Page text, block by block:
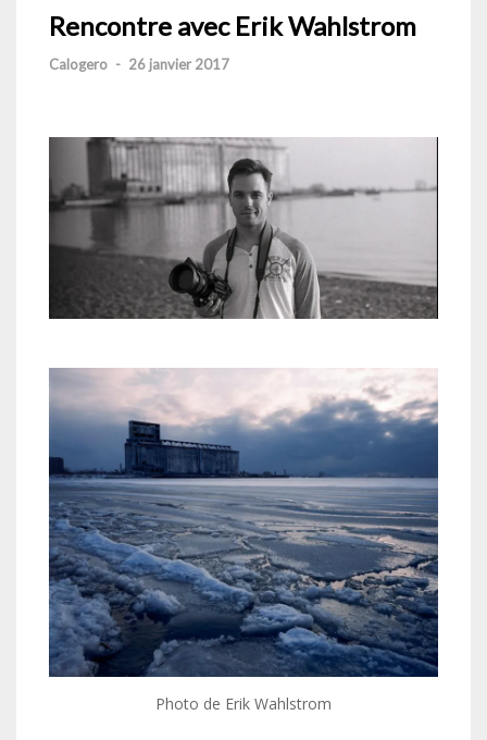
Rencontre avec Erik Wahlstrom
Calogero - 26 janvier 2017
Photo de Erik Wahlstrom